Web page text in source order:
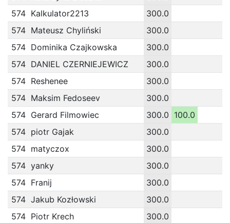
574 Kalkulator2213
300.0
574 Mateusz Chyliński
300.0
574 Dominika Czajkowska
300.0
574 DANIEL CZERNIEJEWICZ
300.0
574 Reshenee
300.0
574 Maksim Fedoseev
300.0
574 Gerard Filmowiec 300.0 100.0
574 piotr Gajak
300.0
574 matyczox
300.0
574 yanky
300.0
574 Franij
300.0
574 Jakub Kozłowski
300.0
574 Piotr Krech
300.0